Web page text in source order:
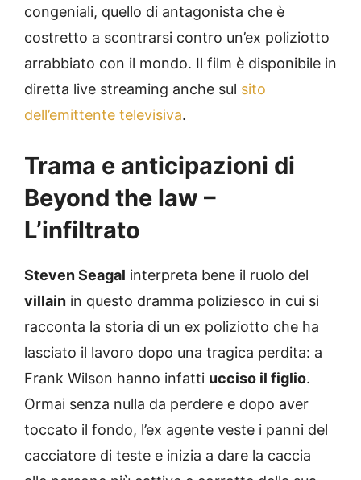
congeniali, quello di antagonista che è
costretto a scontrarsi contro un’ex poliziotto
arrabbiato con il mondo. Il film è disponibile in
diretta live streaming anche sul sito
dell’emittente televisiva.
Trama e anticipazioni di
Beyond the law –
L’infiltrato
Steven Seagal interpreta bene il ruolo del
villain in questo dramma poliziesco in cui si
racconta la storia di un ex poliziotto che ha
lasciato il lavoro dopo una tragica perdita: a
Frank Wilson hanno infatti ucciso il figlio.
Ormai senza nulla da perdere e dopo aver
toccato il fondo, l’ex agente veste i panni del
cacciatore di teste e inizia a dare la caccia